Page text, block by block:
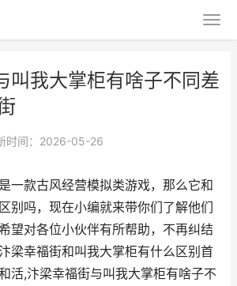
叫我大掌柜有啥子不同差
时间：2026-05-26
一款古风经营模拟类游戏，那么它和
别吗，现在小编就来带你们了解他们
望对各位小伙伴有所帮助，不再纠结
梁幸福街和叫我大掌柜有什么区别首
活,汴梁幸福街与叫我大掌柜有啥子不